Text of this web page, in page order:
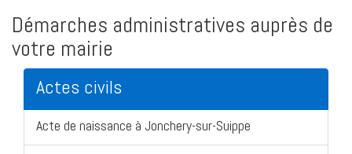
Démarches administratives auprès de
votre mairie
Actes civils
Acte de naissance à Jonchery-sur-Suippe